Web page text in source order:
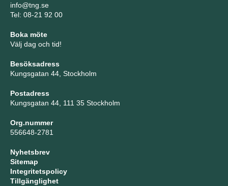
info@tng.se
Tel: 08-21 92 00
Boka möte
Välj dag och tid!
Besöksadress
Kungsgatan 44, Stockholm
Postadress
Kungsgatan 44, 111 35 Stockholm
Org.nummer
556648-2781
Nyhetsbrev
Sitemap
Integritetspolicy
Tillgänglighet